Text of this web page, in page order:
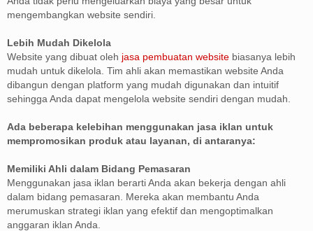
mengembangkan website sendiri.
Lebih Mudah Dikelola
Website yang dibuat oleh jasa pembuatan website biasanya lebih
mudah untuk dikelola. Tim ahli akan memastikan website Anda
dibangun dengan platform yang mudah digunakan dan intuitif
sehingga Anda dapat mengelola website sendiri dengan mudah.
Ada beberapa kelebihan menggunakan jasa iklan untuk
mempromosikan produk atau layanan, di antaranya:
Memiliki Ahli dalam Bidang Pemasaran
Menggunakan jasa iklan berarti Anda akan bekerja dengan ahli
dalam bidang pemasaran. Mereka akan membantu Anda
merumuskan strategi iklan yang efektif dan mengoptimalkan
anggaran iklan Anda.